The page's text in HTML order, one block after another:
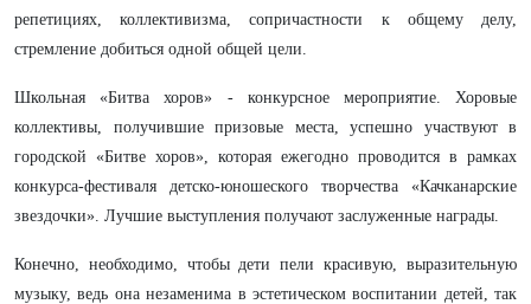
репетициях, коллективизма, сопричастности к общему делу,
стремление добиться одной общей цели.
Школьная «Битва хоров» - конкурсное мероприятие. Хоровые
коллективы, получившие призовые места, успешно участвуют в
городской «Битве хоров», которая ежегодно проводится в рамках
конкурса-фестиваля детско-юношеского творчества «Качканарские
звездочки». Лучшие выступления получают заслуженные награды.
Конечно, необходимо, чтобы дети пели красивую, выразительную
музыку, ведь она незаменима в эстетическом воспитании детей, так